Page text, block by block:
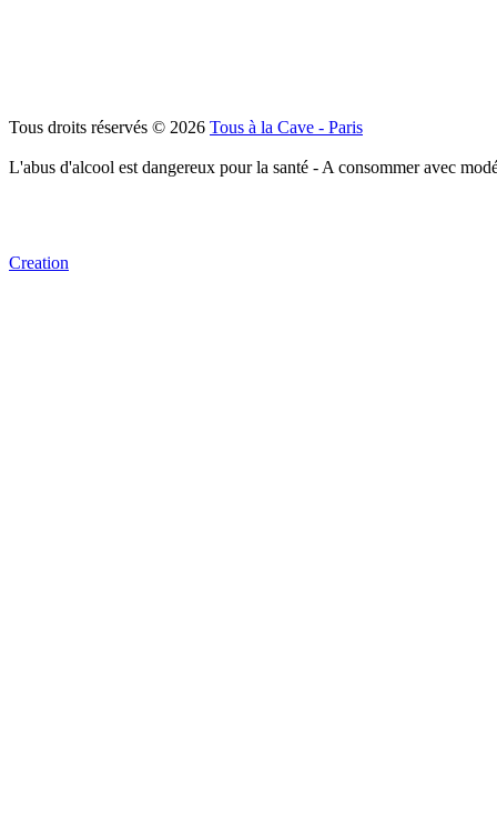
Tous droits réservés © 2026 Tous à la Cave - Paris
L'abus d'alcool est dangereux pour la santé - A consommer avec
Creation